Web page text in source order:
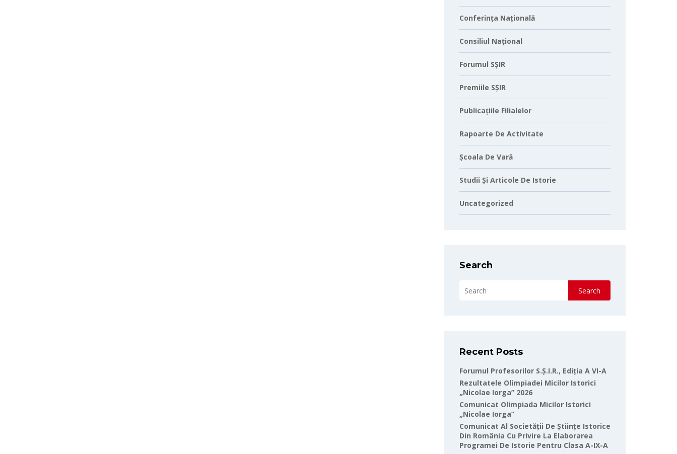
Conferința Națională
Consiliul Național
Forumul SȘIR
Premiile SȘIR
Publicațiile Filialelor
Rapoarte De Activitate
Școala De Vară
Studii Și Articole De Istorie
Uncategorized
Search
Search
Recent Posts
Forumul Profesorilor S.Ș.I.R., Ediția A VI-A
Rezultatele Olimpiadei Micilor Istorici
„Nicolae Iorga” 2026
Comunicat Olimpiada Micilor Istorici
„Nicolae Iorga”
Comunicat Al Societății De Științe Istorice
Din România Cu Privire La Elaborarea
Programei De Istorie Pentru Clasa A-IX-A